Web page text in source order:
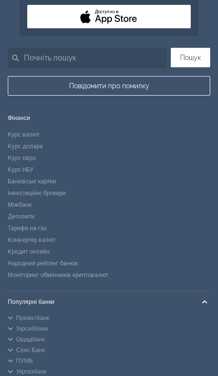
Пошук
Повідомити про помилку
Доступно в
Фінанси
Курс валют
Курс долара
Курс євро
Курс НБУ
Банківські картки
Інвестиційні брокери
Міжбанк
Депозити
Тарифи на газ
Конвертер валют
Кредит онлайн
Народний рейтинг банків
Моніторинг обмінників криптовалют
Популярні банки
Приватбанк
Укрсиббанк
Ощадбанк
Сенс Банк
ПУМБ
Укргазбанк